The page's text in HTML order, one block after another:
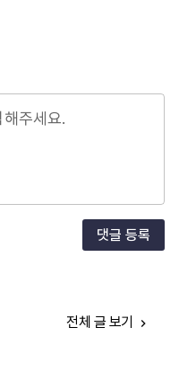
댓글 등록
전체 글 보기